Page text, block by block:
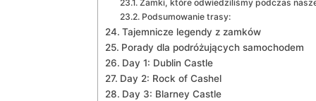
Zamki, które odwiedziliśmy podczas
Podsumowanie trasy:
Tajemnicze legendy z zamków
Porady dla podróżujących samochodem
Day 1: Dublin Castle
Day⁣ 2: Rock of Cashel
Day 3: Blarney Castle